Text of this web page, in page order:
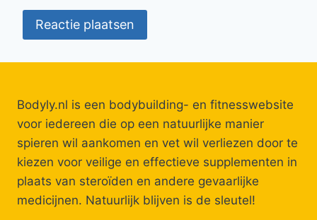
Bodyly.nl is een bodybuilding- en fitnesswebsite
voor iedereen die op een natuurlijke manier
spieren wil aankomen en vet wil verliezen door te
kiezen voor veilige en effectieve supplementen in
plaats van steroïden en andere gevaarlijke
medicijnen. Natuurlijk blijven is de sleutel!